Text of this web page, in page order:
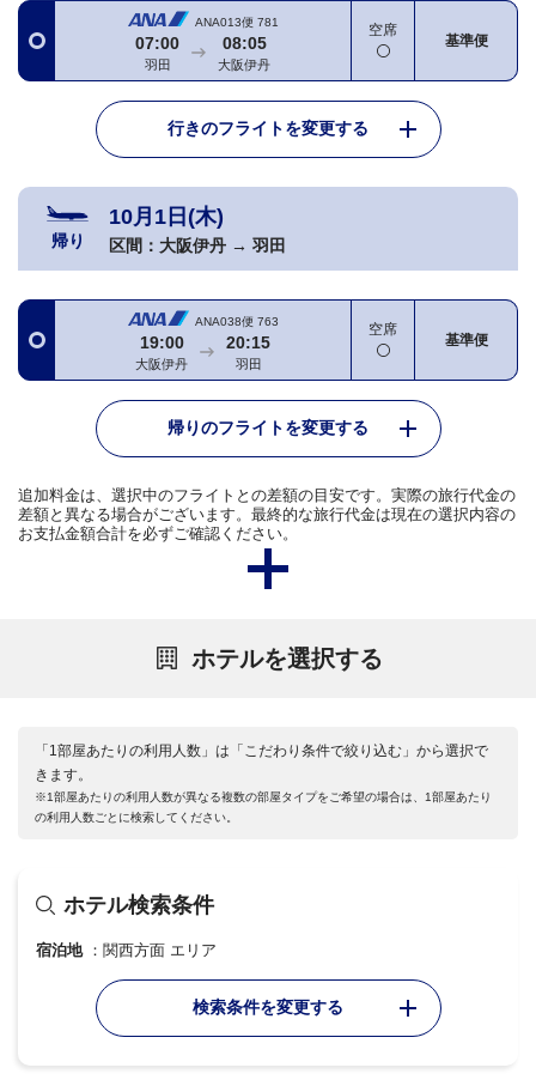
ANA013便 781
07:00
羽田
08:05
大阪伊丹
空席
基準便
行きのフライトを変更する
帰り
10月1日(木)
区間： 大阪伊丹 → 羽田
ANA038便 763
19:00
大阪伊丹
20:15
羽田
空席
基準便
帰りのフライトを変更する
追加料金は、選択中のフライトとの差額の目安です。実際の旅行代金の
差額と異なる場合がございます。最終的な旅行代金は現在の選択内容の
お支払金額合計を必ずご確認ください。
ホテルを選択する
「1部屋あたりの利用人数」は「こだわり条件で絞り込む」から選択で
きます。
※1部屋あたりの利用人数が異なる複数の部屋タイプをご希望の場合は、1部屋あたり
の利用人数ごとに検索してください。
ホテル検索条件
宿泊地 関西方面 エリア
検索条件を変更する